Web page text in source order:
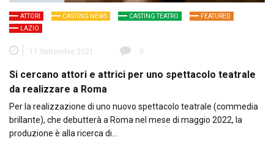
ATTORI CASTING NEWS CASTING TEATRO
FEATURED
LAZIO
11 Settembre 2021 0
Si cercano attori e attrici per uno spettacolo teatrale
da realizzare a Roma
Per la realizzazione di uno nuovo spettacolo teatrale (commedia
brillante), che debutterà a Roma nel mese di maggio 2022, la
produzione è alla ricerca di…